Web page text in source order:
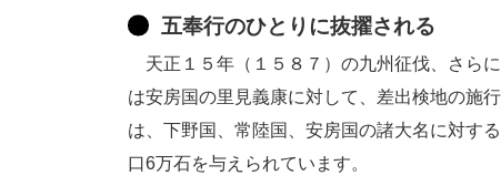
五奉行のひとりに抜擢される
天正１５年（１５８７）の九州征伐、さら
は安房国の里見義康に対して、差出検地の施
は、下野国、常陸国、安房国の諸大名に対す
口6万石を与えられています。